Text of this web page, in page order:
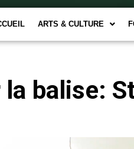
ARTS & CULTURE
balise: